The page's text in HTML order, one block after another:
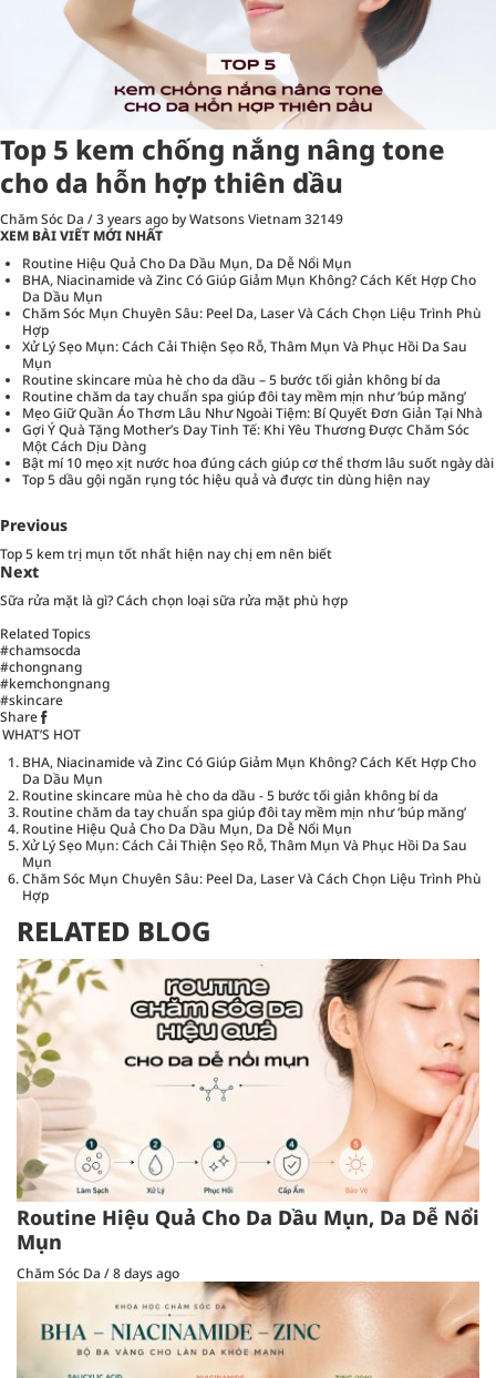
Top 5 kem chống nắng nâng tone
cho da hỗn hợp thiên dầu
Chăm Sóc Da /3 years ago by Watsons Vietnam32149
XEM BÀI VIẾT MỚI NHẤT
Routine Hiệu Quả Cho Da Dầu Mụn, Da Dễ Nổi Mụn
BHA, Niacinamide và Zinc Có Giúp Giảm Mụn Không? Cách Kết Hợp Cho
Da Dầu Mụn
Chăm Sóc Mụn Chuyên Sâu: Peel Da, Laser Và Cách Chọn Liệu Trình Phù
Hợp
Xử Lý Sẹo Mụn: Cách Cải Thiện Sẹo Rỗ, Thâm Mụn Và Phục Hồi Da Sau
Mụn
Routine skincare mùa hè cho da dầu – 5 bước tối giản không bí da
Routine chăm da tay chuẩn spa giúp đôi tay mềm mịn như ‘búp măng’
Mẹo Giữ Quần Áo Thơm Lâu Như Ngoài Tiệm: Bí Quyết Đơn Giản Tại Nhà
Gợi Ý Quà Tặng Mother’s Day Tinh Tế: Khi Yêu Thương Được Chăm Sóc
Một Cách Dịu Dàng
Bật mí 10 mẹo xịt nước hoa đúng cách giúp cơ thể thơm lâu suốt ngày dài
Top 5 dầu gội ngăn rụng tóc hiệu quả và được tin dùng hiện nay
Previous
Top 5 kem trị mụn tốt nhất hiện nay chị em nên biết
Next
Sữa rửa mặt là gì? Cách chọn loại sữa rửa mặt phù hợp
Related Topics
#chamsocda
#chongnang
#kemchongnang
#skincare
Share
WHAT’S HOT
BHA, Niacinamide và Zinc Có Giúp Giảm Mụn Không? Cách Kết Hợp Cho
Da Dầu Mụn
Routine skincare mùa hè cho da dầu - 5 bước tối giản không bí da
Routine chăm da tay chuẩn spa giúp đôi tay mềm mịn như ‘búp măng’
Routine Hiệu Quả Cho Da Dầu Mụn, Da Dễ Nổi Mụn
Xử Lý Sẹo Mụn: Cách Cải Thiện Sẹo Rỗ, Thâm Mụn Và Phục Hồi Da Sau
Mụn
Chăm Sóc Mụn Chuyên Sâu: Peel Da, Laser Và Cách Chọn Liệu Trình Phù
Hợp
RELATED BLOG
Routine Hiệu Quả Cho Da Dầu Mụn, Da Dễ Nổi
Mụn
Chăm Sóc Da /8 days ago